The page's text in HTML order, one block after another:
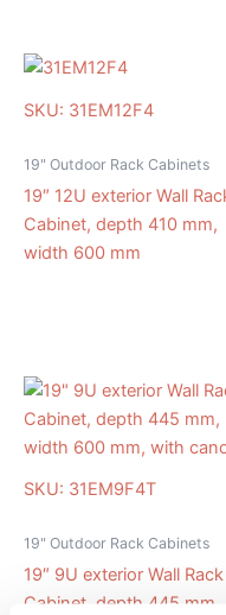
SKU: 31EM12F4
19" Outdoor Rack Cabinets
19″ 12U exterior Wall
Cabinet, depth 410 mm,
width 600 mm
SKU: 31EM9F4T
19" Outdoor Rack Cabinets
19″ 9U exterior Wall Rack
Cabinet, depth 445 mm,